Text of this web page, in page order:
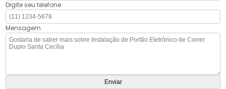
Digite seu telefone
Mensagem